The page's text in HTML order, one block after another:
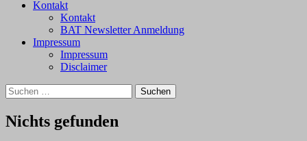
Kontakt
Kontakt
BAT Newsletter Anmeldung
Impressum
Impressum
Disclaimer
Suchen
nach:
Nichts gefunden